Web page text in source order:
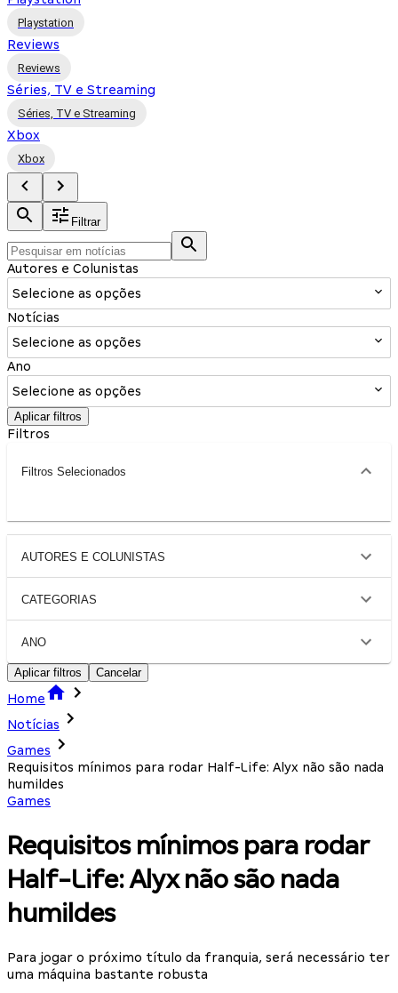
Playstation
Reviews
Reviews
Séries, TV e Streaming
Séries, TV e Streaming
Xbox
Xbox
Filtrar
Autores e Colunistas
Selecione as opções
Notícias
Selecione as opções
Ano
Selecione as opções
Aplicar filtros
Filtros
Filtros Selecionados
AUTORES E COLUNISTAS
CATEGORIAS
ANO
Aplicar filtros Cancelar
Home
Notícias
Games
Requisitos mínimos para rodar Half-Life: Alyx não são nada
humildes
Games
Requisitos mínimos para rodar
Half-Life: Alyx não são nada
humildes
Para jogar o próximo título da franquia, será necessário ter
uma máquina bastante robusta